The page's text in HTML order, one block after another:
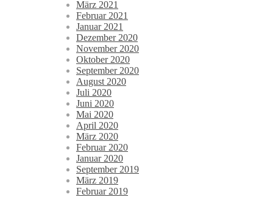
März 2021
Februar 2021
Januar 2021
Dezember 2020
November 2020
Oktober 2020
September 2020
August 2020
Juli 2020
Juni 2020
Mai 2020
April 2020
März 2020
Februar 2020
Januar 2020
September 2019
März 2019
Februar 2019